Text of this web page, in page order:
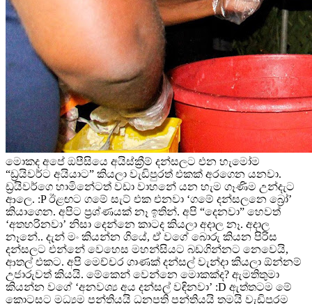
මොකද අපේ ඔපීසියෙ අයිස්ක්‍රීම් දන්සලට එන හැමෝම
“ඩ්‍රයිවර්ට අයියාට” කියලා වැඩිපුරත් එකක් අරගෙන යනවා.
ඩ්‍රයිවර්ගෙ හාමිනේටත් වඩා වාහනේ යන හැම ගෑණිම උන්දැට
ආලෙ. :P ඊළඟට ගමේ සැට් එක එනවා ‘ගමේ දන්සලනෙ බ්‍රෝ’
කියාගෙන. අපිට ප්‍රශ්ණයක් නෑ ඉතින්. අපි “දෙනවා” හෙවත්
‘අතහරිනවා’ නිසා දෙන්නෙ කාටද කියලා අදාල නෑ. අදාල
නෑනේ.. දැන් මං කියන්න ගියේ, ඒ වගේ බොරු කියන පිරිස
දන්සලට එන්නේ වෙහෙස මහන්සියට බඩගින්නට නෙවෙයි,
ආතල් එකට. අපි මෙච්චර ගාණක් දන්සල් වැන්දා කියලා ඕන්නම්
උජාරුවත් කියයි. මේකෙන් වෙන්නෙ මොකක්ද? ඇමතිතුමා
කියන්න වගේ ‘අනවශ්‍ය අය දන්සල් වඳිනවා’ :D ඇත්තටම මේ
කොටසට මධ්‍යම පන්තියයි ධනපති පන්තියයි තමයි වැඩිපුරම